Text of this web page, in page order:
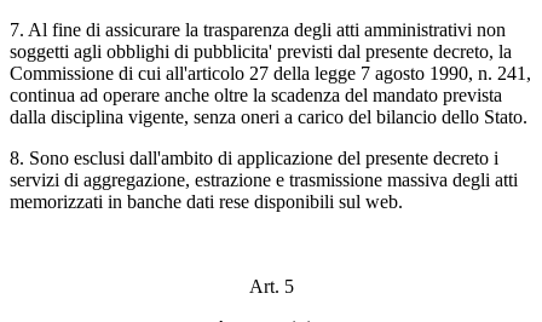
7. Al fine di assicurare la trasparenza degli atti amministrativi non
soggetti agli obblighi di pubblicita' previsti dal presente decreto, la
Commissione di cui all'articolo 27 della legge 7 agosto 1990, n. 241,
continua ad operare anche oltre la scadenza del mandato prevista
dalla disciplina vigente, senza oneri a carico del bilancio dello Stato.
8. Sono esclusi dall'ambito di applicazione del presente decreto i
servizi di aggregazione, estrazione e trasmissione massiva degli atti
memorizzati in banche dati rese disponibili sul web.
Art. 5